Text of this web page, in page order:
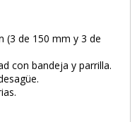
(3 de 150 mm y 3 de
con bandeja y parrilla.